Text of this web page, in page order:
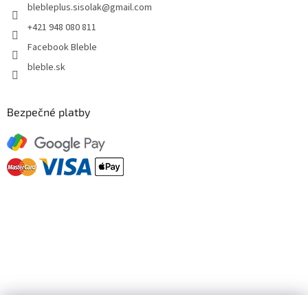
blebleplus.sisolak@gmail.com
+421 948 080 811
Facebook Bleble
bleble.sk
Bezpečné platby